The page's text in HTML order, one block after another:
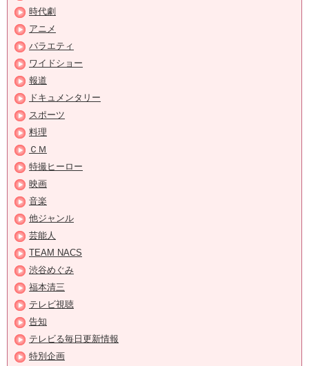
時代劇
アニメ
バラエティ
ワイドショー
報道
ドキュメンタリー
スポーツ
料理
ＣＭ
特撮ヒーロー
映画
音楽
他ジャンル
芸能人
TEAM NACS
渋谷めぐみ
福本清三
テレビ視聴
告知
テレビる毎日更新情報
特別企画